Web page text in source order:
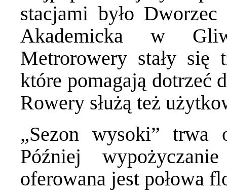
stacjami było
Akademicka w
Metrorowery stały się
które pomagają dotrzeć
Rowery służą też
„Sezon wysoki” trwa
Później
oferowana jest połowa